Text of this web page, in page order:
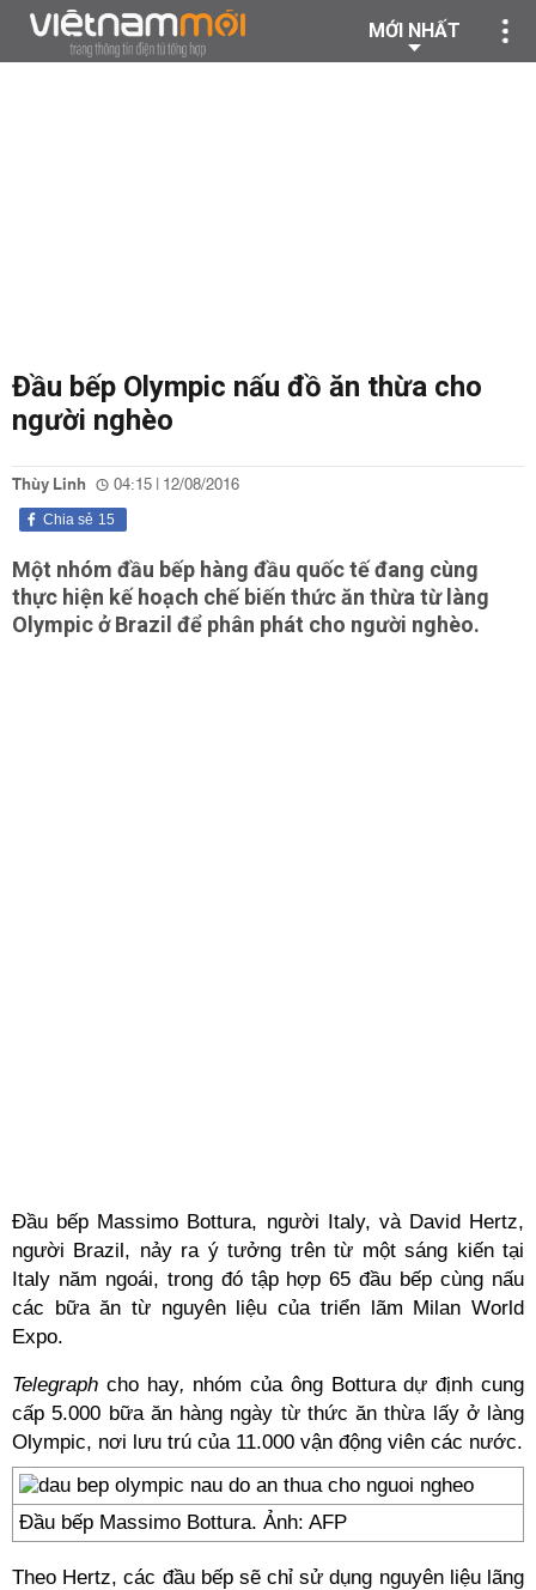
MỚI NHẤT
Đầu bếp Olympic nấu đồ ăn thừa cho
người nghèo
Thùy Linh 04:15 | 12/08/2016
15
Chia sẻ
Một nhóm đầu bếp hàng đầu quốc tế đang cùng
thực hiện kế hoạch chế biến thức ăn thừa từ làng
Olympic ở Brazil để phân phát cho người nghèo.
Đầu bếp Massimo Bottura, người Italy, và David Hertz,
người Brazil, nảy ra ý tưởng trên từ một sáng kiến tại
Italy năm ngoái, trong đó tập hợp 65 đầu bếp cùng nấu
các bữa ăn từ nguyên liệu của triển lãm Milan World
Expo.
Telegraph cho hay, nhóm của ông Bottura dự định cung
cấp 5.000 bữa ăn hàng ngày từ thức ăn thừa lấy ở làng
Olympic, nơi lưu trú của 11.000 vận động viên các nước.
Đầu bếp Massimo Bottura. Ảnh: AFP
Theo Hertz, các đầu bếp sẽ chỉ sử dụng nguyên liệu lãng